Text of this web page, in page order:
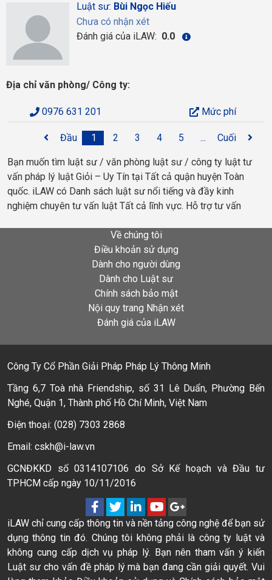
Luật sư: Bùi Ngọc Hiếu
Chưa có nhận xét
Đánh giá của iLAW: 0.0
Địa chỉ văn phòng/ Công ty:
0976 631 201 Mức phí
Đầu 1 2 3 4 5 ... Cuối
Bạn muốn tìm luật sư / văn phòng luật sư / công ty luật tư
vấn pháp lý luật Giỏi – Uy Tín tại Tất cả quận huyện Toàn
quốc. iLAW có Danh sách luật sư nổi tiếng và đầy kinh
nghiệm chuyên tư vấn luật Tất cả lĩnh vực. Hỗ trợ tư vấn
Về chúng tôi
Điều khoản sử dụng
Dành cho người dùng
Dành cho Luật sư
Chính sách bảo mật
Nội quy trang Nhận xét
Đánh giá của iLAW
Công Ty Cổ Phần Giải Pháp Pháp Lý Thông Minh
Tầng 6,7 Toà nhà Friendship, số 31 Lê Duẩn, Phường Bến
Nghé, Quận 1, Thành phố Hồ Chí Minh, Việt Nam
Điện thoại: (028) 7303 2868
Email: cskh@i-law.vn
GCNĐKKD số 0314107106 do Sở Kế hoạch và Đầu tư
TPHCM cấp ngày 10/11/2016
iLAW chỉ cung cấp thông tin và nền tảng công nghệ để bạn sử
dụng thông tin đó. Chúng tôi không phải là công ty luật và
không cung cấp dịch vụ pháp lý. Bạn nên tham vấn ý kiến
Luật sư cho vấn đề pháp lý mà bạn đang cần giải quyết. Vui